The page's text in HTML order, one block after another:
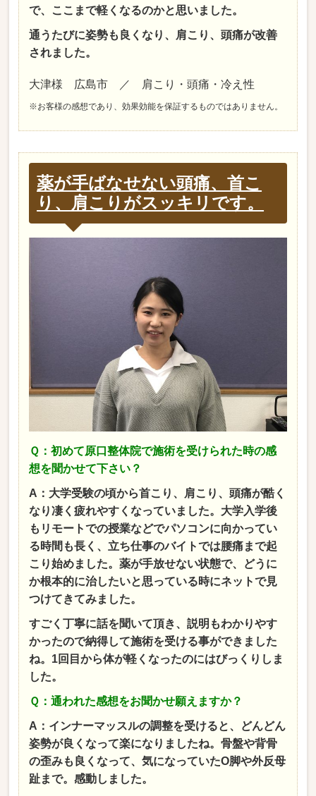
で、ここまで軽くなるのかと思いました。
通うたびに姿勢も良くなり、肩こり、頭痛が改善
されました。
大津様 広島市 ／ 肩こり・頭痛・冷え性
※お客様の感想であり、効果効能を保証するものではありません。
薬が手ばなせない頭痛、首こ
り、肩こりがスッキリです。
Ｑ：初めて原口整体院で施術を受けられた時の感
想を聞かせて下さい？
A：大学受験の頃から首こり、肩こり、頭痛が酷く
なり凄く疲れやすくなっていました。大学入学後
もリモートでの授業などでパソコンに向かってい
る時間も長く、立ち仕事のバイトでは腰痛まで起
こり始めました。薬が手放せない状態で、どうに
か根本的に治したいと思っている時にネットで見
つけてきてみました。
すごく丁寧に話を聞いて頂き、説明もわかりやす
かったので納得して施術を受ける事ができました
ね。1回目から体が軽くなったのにはびっくりしま
した。
Ｑ：通われた感想をお聞かせ願えますか？
A：インナーマッスルの調整を受けると、どんどん
姿勢が良くなって楽になりましたね。骨盤や背骨
の歪みも良くなって、気になっていたO脚や外反母
趾まで。感動しました。